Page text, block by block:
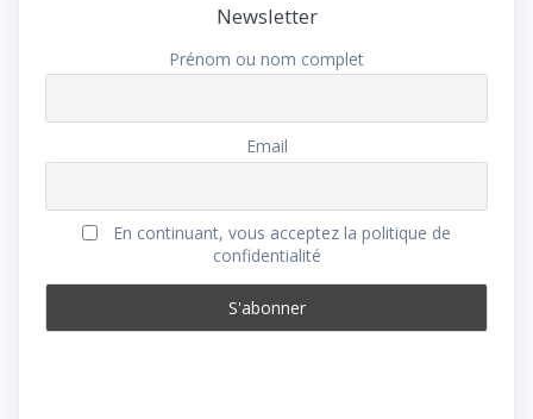
Newsletter
Prénom ou nom complet
Email
En continuant, vous acceptez la politique de
confidentialité